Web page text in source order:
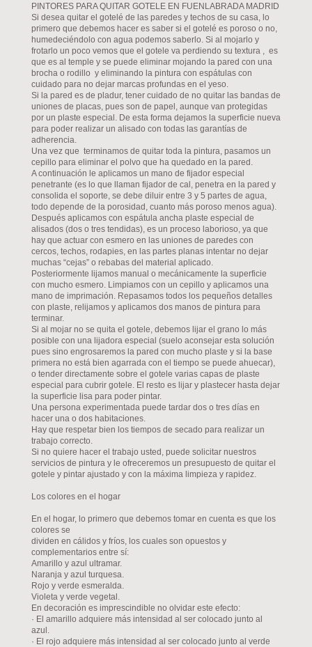
PINTORES PARA QUITAR GOTELE EN FUENLABRADA MADRID
Si desea quitar el gotelé de las paredes y techos de su casa, lo
primero que debemos hacer es saber si el gotelé es poroso o no,
humedeciéndolo con agua podemos saberlo. Si al mojarlo y
frotarlo un poco vemos que el gotele va perdiendo su textura , es
que es al temple y se puede eliminar mojando la pared con una
brocha o rodillo y eliminando la pintura con espátulas con
cuidado para no dejar marcas profundas en el yeso.
Si la pared es de pladur, tener cuidado de no quitar las bandas de
uniones de placas, pues son de papel, aunque van protegidas
por un plaste especial. De esta forma dejamos la superficie nueva
para poder realizar un alisado con todas las garantías de
adherencia.
Una vez que terminamos de quitar toda la pintura, pasamos un
cepillo para eliminar el polvo que ha quedado en la pared.
A continuación le aplicamos un mano de fijador especial
penetrante (es lo que llaman fijador de cal, penetra en la pared y
consolida el soporte, se debe diluir entre 3 y 5 partes de agua,
todo depende de la porosidad, cuanto más poroso menos agua).
Después aplicamos con espátula ancha plaste especial de
alisados (dos o tres tendidas), es un proceso laborioso, ya que
hay que actuar con esmero en las uniones de paredes con
cercos, techos, rodapies, en las partes planas intentar no dejar
muchas “cejas” o rebabas del material aplicado.
Posteriormente lijamos manual o mecánicamente la superficie
con mucho esmero. Limpiamos con un cepillo y aplicamos una
mano de imprimación. Repasamos todos los pequeños detalles
con plaste, relijamos y aplicamos dos manos de pintura para
terminar.
Si al mojar no se quita el gotele, debemos lijar el grano lo más
posible con una lijadora especial (suelo aconsejar esta solución
pues sino engrosaremos la pared con mucho plaste y si la base
primera no está bien agarrada con el tiempo se puede ahuecar),
o tender directamente sobre el gotele varias capas de plaste
especial para cubrir gotele. El resto es lijar y plastecer hasta dejar
la superficie lisa para poder pintar.
Una persona experimentada puede tardar dos o tres días en
hacer una o dos habitaciones.
Hay que respetar bien los tiempos de secado para realizar un
trabajo correcto.
Si no quiere hacer el trabajo usted, puede solicitar nuestros
servicios de pintura y le ofreceremos un presupuesto de quitar el
gotele y pintar ajustado y con la máxima limpieza y rapidez.
Los colores en el hogar
En el hogar, lo primero que debemos tomar en cuenta es que los
colores se
dividen en cálidos y fríos, los cuales son opuestos y
complementarios entre sí:
Amarillo y azul ultramar.
Naranja y azul turquesa.
Rojo y verde esmeralda.
Violeta y verde vegetal.
En decoración es imprescindible no olvidar este efecto:
· El amarillo adquiere más intensidad al ser colocado junto al
azul.
· El rojo adquiere más intensidad al ser colocado junto al verde